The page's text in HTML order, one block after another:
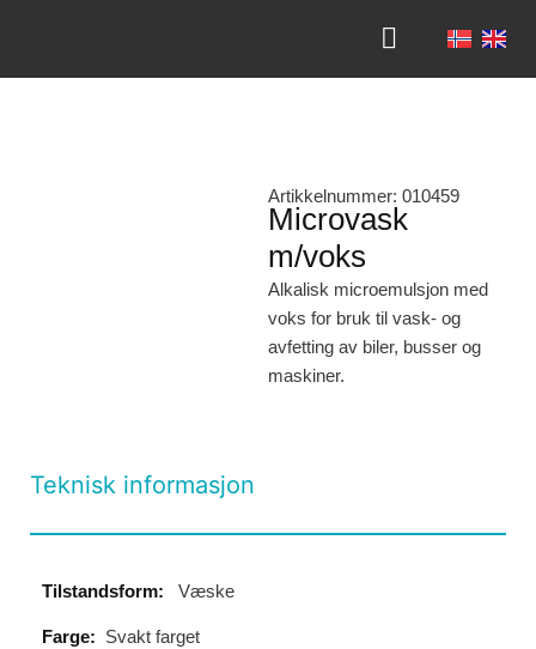
Artikkelnummer: 010459
Microvask
m/voks
Alkalisk microemulsjon med
voks for bruk til vask- og
avfetting av biler, busser og
maskiner.
Teknisk informasjon
Tilstandsform: Væske
Farge: Svakt farget